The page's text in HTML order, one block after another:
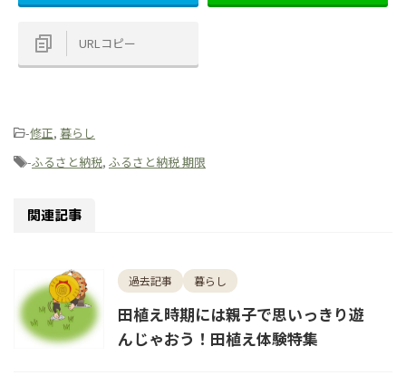
URLコピー
-修正, 暮らし
-ふるさと納税, ふるさと納税 期限
関連記事
過去記事 暮らし
田植え時期には親子で思いっきり遊
んじゃおう！田植え体験特集